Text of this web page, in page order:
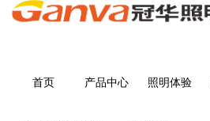
首页 产品中心 照明体验